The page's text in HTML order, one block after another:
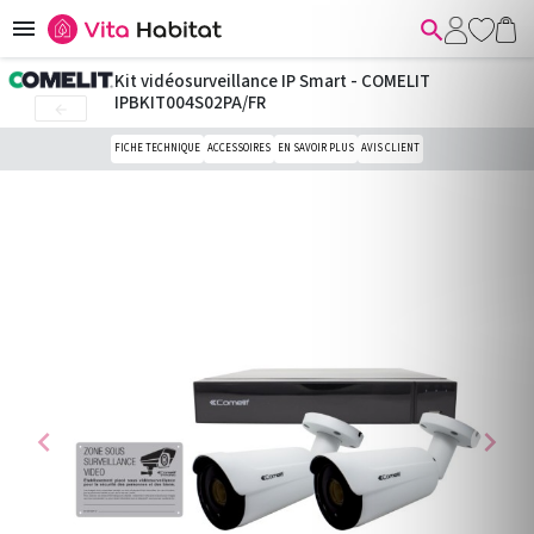
 
chevron_left chevron_right
Kit vidéosurveillance IP Smart - COMELIT
IPBKIT004S02PA/FR
FICHE TECHNIQUE ACCESSOIRES EN SAVOIR PLUS AVIS CLIENT